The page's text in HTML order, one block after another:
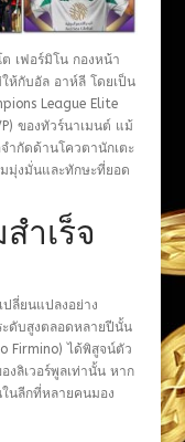
เฟอร์มิโน กองหน้า
ห้กับอัล อาห์ลี โดยเป็น
League Elite
ของทัวร์นาเมนต์ แม้
ำกัดด้านโควตานักเตะ
มุ่งมั่นและทักษะที่ยอด
ำเร็จ
ลี่ยนแปลงอย่าง
ะดับสูงตลอดหลายปีนั้น
Firmino) ได้พิสูจน์ตัว
งลิเวอร์พูลเท่านั้น หาก
ในลีกที่หลายคนมอง